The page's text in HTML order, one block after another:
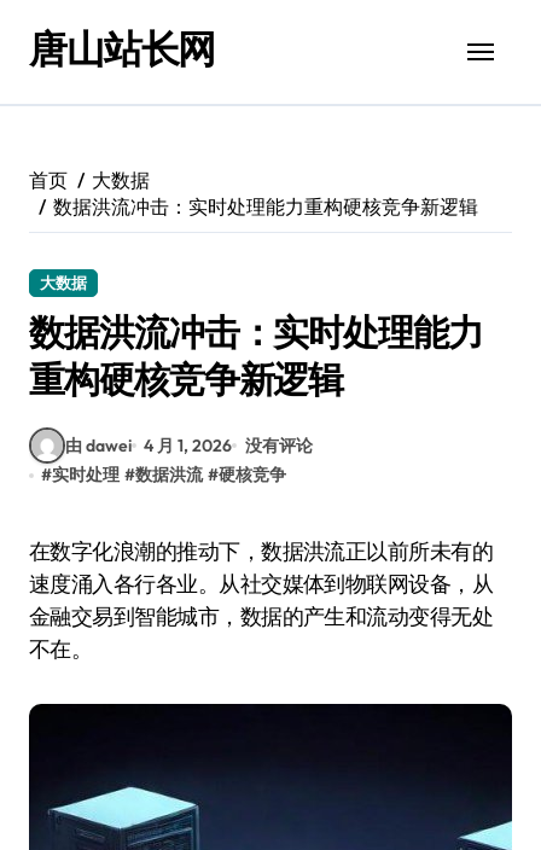
唐山站长网
首页
大数据
数据洪流冲击：实时处理能力重构硬核竞争新逻辑
大数据
数据洪流冲击：实时处理能力
重构硬核竞争新逻辑
由 dawei 4 月 1, 2026 没有评论
#实时处理 #数据洪流 #硬核竞争
在数字化浪潮的推动下，数据洪流正以前所未有的
速度涌入各行各业。从社交媒体到物联网设备，从
金融交易到智能城市，数据的产生和流动变得无处
不在。